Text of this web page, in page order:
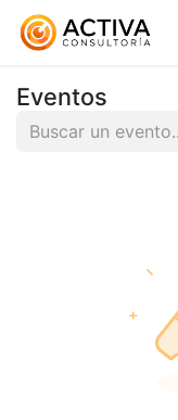
Eventos